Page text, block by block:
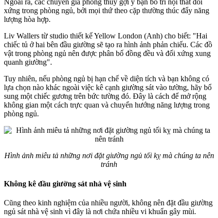
Ngoài ra, các chuyên gia phong thủy gợi ý bạn bố trí nội thất đối
xứng trong phòng ngủ, bởi mọi thứ theo cặp thường thúc đẩy năng
lượng hòa hợp.
Liv Wallers từ studio thiết kế Yellow London (Anh) cho biết: "Hai
chiếc tủ ở hai bên đầu giường sẽ tạo ra hình ảnh phản chiếu. Các đồ
vật trong phòng ngủ nên được phân bố đồng đều và đối xứng xung
quanh giường".
Tuy nhiên, nếu phòng ngủ bị hạn chế về diện tích và bạn không có
lựa chọn nào khác ngoài việc kê cạnh giường sát vào tường, hãy bổ
sung một chiếc gương trên bức tường đó. Đây là cách để mở rộng
không gian một cách trực quan và chuyển hướng năng lượng trong
phòng ngủ.
Hình ảnh miêu tả những nơi đặt giường ngủ tối kỵ mà chúng ta nên
tránh
Không kê đầu giường sát nhà vệ sinh
Cũng theo kinh nghiệm của nhiều người, không nên đặt đầu giường
ngủ sát nhà vệ sinh vì đây là nơi chứa nhiều vi khuẩn gây mùi.